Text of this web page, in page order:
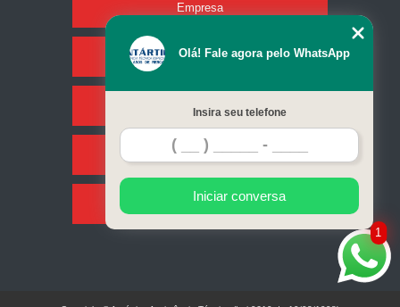
Empresa
Missão
Serviços
Contato
Mapa do site
1
Olá! Fale agora pelo WhatsApp
Insira seu telefone
Iniciar conversa